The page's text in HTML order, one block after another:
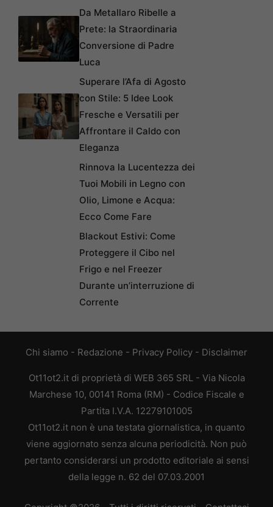
Da Metallaro Ribelle a
Prete: la Straordinaria
Conversione di Padre
Luca
Superare l’Afa di Agosto
con Stile: 5 Idee Look
Fresche e Versatili per
Affrontare il Caldo con
Eleganza
Rinnova la Lucentezza dei
Tuoi Mobili in Legno con
Olio, Limone e Acqua:
Ecco Come Fare
Blackout Estivi: Come
Proteggere il Cibo nel
Frigo e nel Freezer
Durante un’interruzione di
Corrente
Chi siamo - Redazione - Privacy Policy - Disclaimer
Ot11ot2.it di proprietà di WEB 365 SRL - Via Nicola
Marchese 10, 00141 Roma (RM) - Codice Fiscale e
Partita I.V.A. 12279101005
Ot11ot2.it non è una testata giornalistica, in quanto
viene aggiornato senza alcuna periodicità. Non può
pertanto considerarsi un prodotto editoriale ai sensi
della legge n. 62 del 07.03.2001